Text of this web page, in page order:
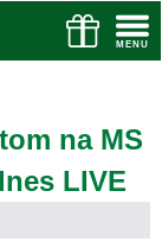
na MS
LIVE